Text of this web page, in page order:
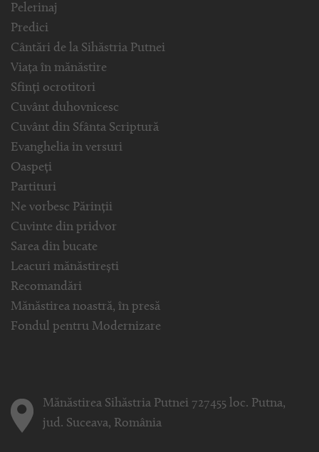
Pelerinaj
Predici
Cântări de la Sihăstria Putnei
Viața în mănăstire
Sfinți ocrotitori
Cuvânt duhovnicesc
Cuvânt din Sfânta Scriptură
Evanghelia in versuri
Oaspeți
Partituri
Ne vorbesc Părinții
Cuvinte din pridvor
Sarea din bucate
Leacuri mănăstirești
Recomandări
Mănăstirea noastră, în presă
Fondul pentru Modernizare
Mănăstirea Sihăstria Putnei 727455 loc. Putna,
jud. Suceava, România